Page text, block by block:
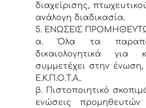
διαχείρισης,
ανάλογη διαδικασία.
5. ΕΝΩΣΕΙΣ
α. Όλα τα
δικαιολογητικά
συμμετέχει στην
Ε.Κ.Π.Ο.Τ.Α..
β. Πιστοποιητικό
ενώσεις